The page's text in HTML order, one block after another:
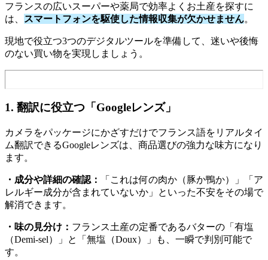
フランスの広いスーパーや薬局で効率よくお土産を探すに
は、
スマートフォンを駆使した情報収集が欠かせません。
現地で役立つ3つのデジタルツールを準備して、迷いや後悔
のない買い物を実現しましょう。
1. 翻訳に役立つ「Googleレンズ」
カメラをパッケージにかざすだけでフランス語をリアルタイ
ム翻訳できるGoogleレンズは、商品選びの強力な味方になり
ます。
・成分や詳細の確認：
「これは何の肉か（豚か鴨か）」「ア
レルギー成分が含まれていないか」といった不安をその場で
解消できます。
・味の見分け： フランス土産の定番であるバターの「有塩
（Demi-sel）」と「無塩（Doux）」も、一瞬で判別可能で
す。